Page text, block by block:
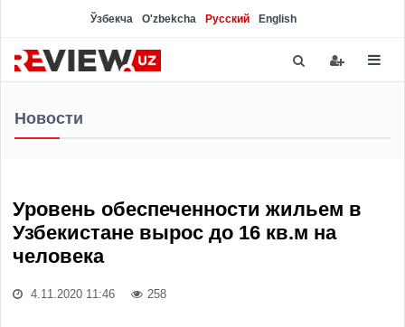
Ўзбекча O'zbekcha Русский English
Новости
Уровень обеспеченности жильем в
Узбекистане вырос до 16 кв.м на
человека
4.11.2020 11:46 258